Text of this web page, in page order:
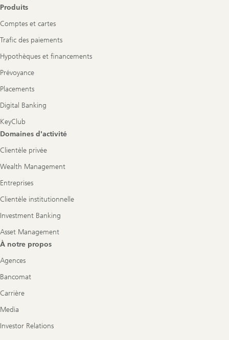
Produits
Comptes et cartes
Trafic des paiements
Hypothèques et financements
Prévoyance
Placements
Digital Banking
KeyClub
Domaines d'activité
Clientèle privée
Wealth Management
Entreprises
Clientèle institutionnelle
Investment Banking
Asset Management
À notre propos
Agences
Bancomat
Carrière
Media
Investor Relations